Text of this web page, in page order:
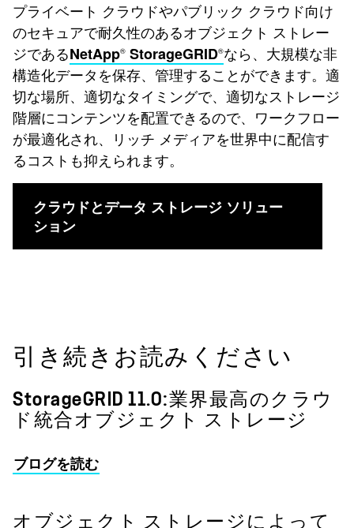
プライベート クラウドやパブリック クラウド向け
のセキュアで耐久性のあるオブジェクト ストレー
ジであるNetApp® StorageGRID®なら、大規模な非
構造化データを保存、管理することができます。適
切な場所、適切なタイミングで、適切なストレージ
階層にコンテンツを配置できるので、ワークフロー
が最適化され、リッチ メディアを世界中に配信す
るコストも抑えられます。
クラウドとデータ ストレージ ソリュー
ション
引き続きお読みください
StorageGRID 11.0:業界最高のクラウ
ド統合オブジェクト ストレージ
ブログを読む
オブジェクト ストレージによって